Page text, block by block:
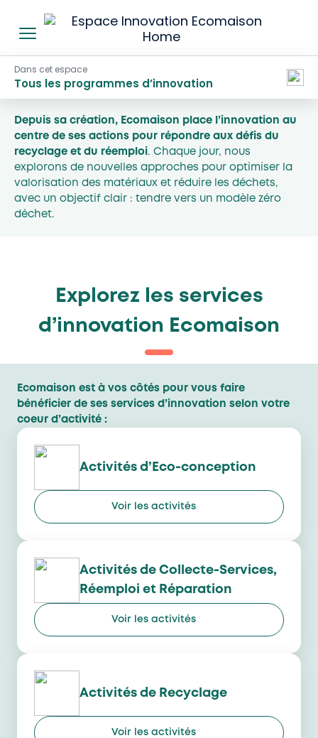
menu Espace
Ecomaison
Dans cet espace
Tous les programmes d’innovation
Depuis sa création, Ecomaison place l’innovation au
centre de ses actions pour répondre aux défis du
recyclage et du réemploi . Chaque jour, nous
explorons de nouvelles approches pour optimiser la
valorisation des matériaux et réduire les déchets,
avec un objectif clair : tendre vers un modèle zéro
déchet.
Explorez les services
d’innovation Ecomaison
Ecomaison est à vos côtés pour vous faire
bénéficier de ses services d’innovation selon votre
coeur d’activité :
Activités d’Eco-conception
Voir les activités
Activités de Collecte-Services,
Réemploi et Réparation​
Voir les activités
Activités de Recyclage​
Voir les activités